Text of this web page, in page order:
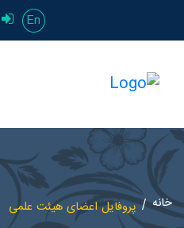
En
خانه پروفایل اعضای هیئت علمی